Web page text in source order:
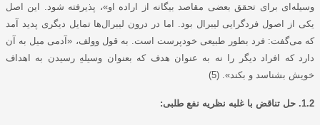
وسیله‌ای برای تحقق بعضی مقاصد بیگانه از اراده او»، پذیرفته شود. این اصل
یکی از اصول فردگرایی لیبرال بود. اما در درون لیبرال‌ها تمایل دیگری پدید آمد
که می‌گفت: فرد بطور طبیعی خودپرست است. به قول وولف، «آدمی میل به آن
دارد که افراد دیگر را نه به عنوان هدف که بعنوان وسیلهِ رسیدن به اهداف
خویش بشناسد و بکند». (5)
1.2. حل تناقض با غلبه نظریه نفع طلبی: